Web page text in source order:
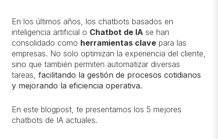
En los últimos años, los chatbots basados en
inteligencia artificial o Chatbot de IA se han
consolidado como herramientas clave para las
empresas. No solo optimizan la experiencia del cliente,
sino que también permiten automatizar diversas
tareas, facilitando la gestión de procesos cotidianos
y mejorando la eficiencia operativa.
En este blogpost, te presentamos los 5 mejores
chatbots de IA actuales.